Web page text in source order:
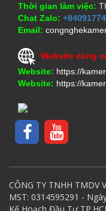
Thời gian làm việc:
Chat Zalo:
Email:
Website cùng
Website: https://
Website: https://
CÔNG TY TNHH TMDV
MST: 0314595291 -